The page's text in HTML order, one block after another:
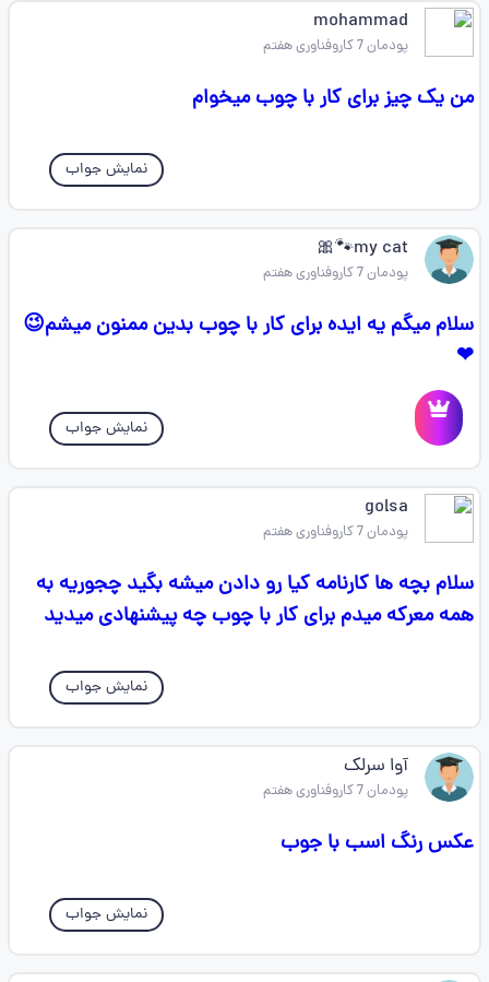
mohammad
پودمان 7 کاروفناوری هفتم
من یک چیز برای کار با چوب میخوام
نمایش جواب
my cat🐾🎀
پودمان 7 کاروفناوری هفتم
سلام میگم یه ایده برای کار با چوب بدین ممنون میشم😉
❤
نمایش جواب
golsa
پودمان 7 کاروفناوری هفتم
سلام بچه ها کارنامه کیا رو دادن میشه بگید چجوریه به
همه معرکه میدم برای کار با چوب چه پیشنهادی میدید
نمایش جواب
آوا سرلک
پودمان 7 کاروفناوری هفتم
عکس رنگ اسب با جوب
نمایش جواب